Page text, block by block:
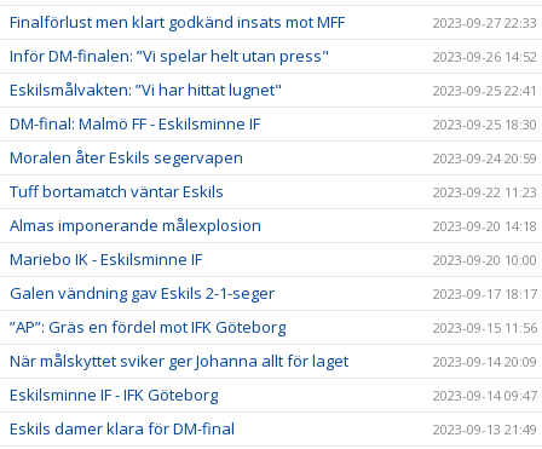
Finalförlust men klart godkänd insats mot MFF 2023-09-27 22:33
Inför DM-finalen: ”Vi spelar helt utan press" 2023-09-26 14:52
Eskilsmålvakten: ”Vi har hittat lugnet" 2023-09-25 22:41
DM-final: Malmö FF - Eskilsminne IF 2023-09-25 18:30
Moralen åter Eskils segervapen 2023-09-24 20:59
Tuff bortamatch väntar Eskils 2023-09-22 11:23
Almas imponerande målexplosion 2023-09-20 14:18
Mariebo IK - Eskilsminne IF 2023-09-20 10:00
Galen vändning gav Eskils 2-1-seger 2023-09-17 18:17
”AP”: Gräs en fördel mot IFK Göteborg 2023-09-15 11:56
När målskyttet sviker ger Johanna allt för laget 2023-09-14 20:09
Eskilsminne IF - IFK Göteborg 2023-09-14 09:47
Eskils damer klara för DM-final 2023-09-13 21:49